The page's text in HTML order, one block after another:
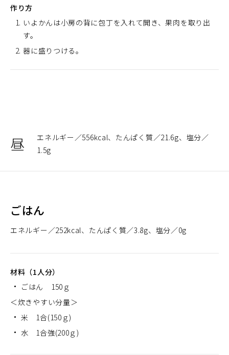
作り方
いよかんは小房の背に包丁を入れて開き、果肉を取り出
す。
器に盛りつける。
昼 エネルギー 556kcal たんぱく質 21.6g
塩分
1.5g
ごはん
エネルギー 252kcal たんぱく質 3.8g 塩分 0g
材料（1人分）
ごはん 150ｇ
＜炊きやすい分量＞
米 1合(150ｇ)
水 1合強(200ｇ)